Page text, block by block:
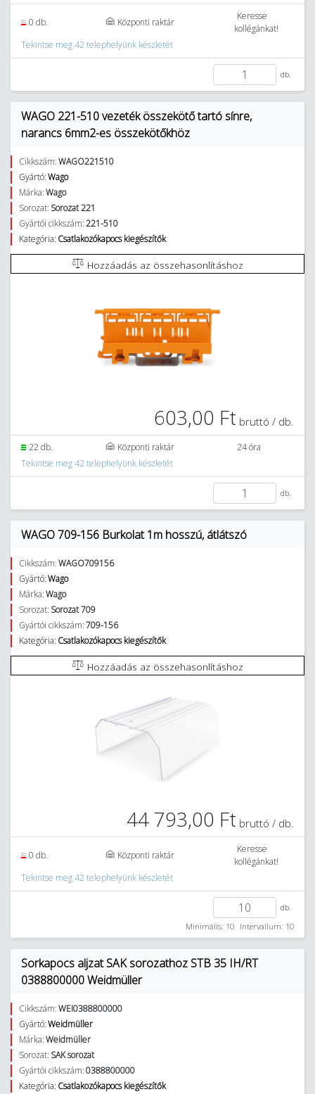
0 db. Központi raktár
Keresse
kollégánkat!
Tekintse meg 42 telephelyünk készletét
db.
WAGO 221-510 vezeték összekötő tartó sínre,
narancs 6mm2-es összekötőkhöz
Cikkszám:WAGO221510
Gyártó:Wago
Márka:Wago
Sorozat: Sorozat 221
Gyártói cikkszám:221-510
Kategória: Csatlakozókapocs kiegészítők
Hozzáadás az összehasonlításhoz
603,00 Ft bruttó / db.
22 db. Központi raktár
24 óra
Tekintse meg 42 telephelyünk készletét
db.
WAGO 709-156 Burkolat 1m hosszú, átlátszó
Cikkszám:WAGO709156
Gyártó:Wago
Márka:Wago
Sorozat: Sorozat 709
Gyártói cikkszám:709-156
Kategória: Csatlakozókapocs kiegészítők
Hozzáadás az összehasonlításhoz
44 793,00 Ft bruttó / db.
0 db. Központi raktár
Keresse
kollégánkat!
Tekintse meg 42 telephelyünk készletét
db.
Minimális: 10 Intervallum: 10
Sorkapocs aljzat SAK sorozathoz STB 35 IH/RT
0388800000 Weidmüller
Cikkszám:WEI0388800000
Gyártó:Weidmüller
Márka:Weidmüller
Sorozat: SAK sorozat
Gyártói cikkszám:0388800000
Kategória: Csatlakozókapocs kiegészítők